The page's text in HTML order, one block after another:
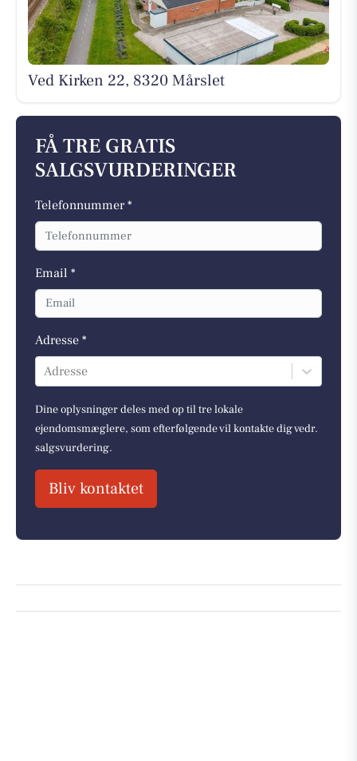
Ved Kirken 22, 8320 Mårslet
FÅ TRE GRATIS
SALGSVURDERINGER
Telefonnummer *
Email *
Adresse *
Adresse
Dine oplysninger deles med op til tre lokale
ejendomsmæglere, som efterfølgende vil kontakte dig vedr.
salgsvurdering.
Bliv kontaktet